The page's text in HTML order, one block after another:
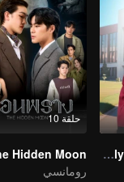
A secretly love (Uncut Ver.)
حلقة 10
Hidden Moon
رومانسي